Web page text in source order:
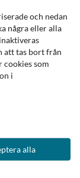
och nedan
några eller alla
att tas bort från
cookies som
i
alla